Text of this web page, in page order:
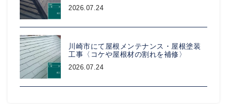
2026.07.24
川崎市にて屋根メンテナンス・屋根塗装
工事〈コケや屋根材の割れを補修〉
2026.07.24